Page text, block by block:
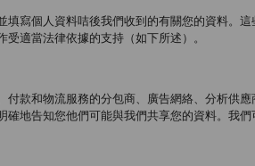
寫個人資料咭後我們收到的有關您的資料。
適當法律依據的支持（如下所述）。
款和物流服務的分包商、廣告網絡、分析供
地告知您他們可能與我們共享您的資料。我